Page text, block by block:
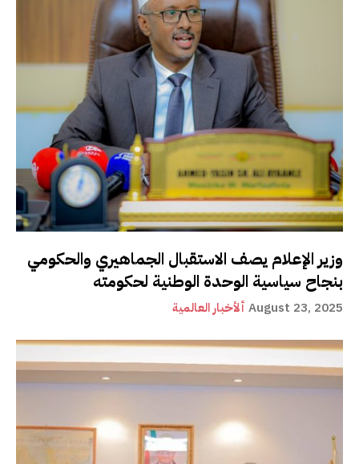
وزير الإعلام يصف الاستقبال الجماهيري والحكومي
بنجاح سياسية الوحدة الوطنية لحكومته
ألأخبار العالمية August 23, 2025